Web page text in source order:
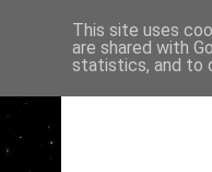
This site uses
are shared with
statistics, and to